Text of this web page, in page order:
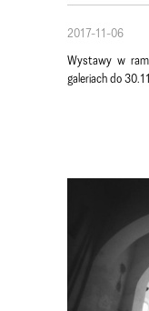
2017-11-06
Wystawy w
galeriach do